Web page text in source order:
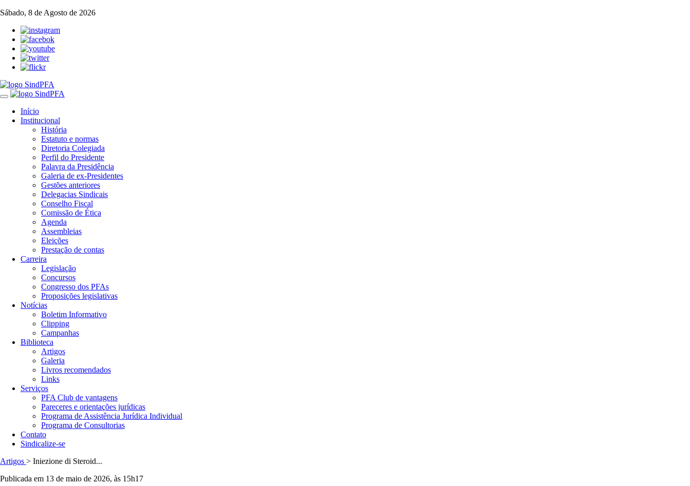
Sábado, 8 de Agosto de 2026
Toggle
navigation
Início
Institucional
História
Estatuto e normas
Diretoria Colegiada
Perfil do Presidente
Palavra da Presidência
Galeria de ex-Presidentes
Gestões anteriores
Delegacias Sindicais
Conselho Fiscal
Comissão de Ética
Agenda
Assembleias
Eleições
Prestação de contas
Carreira
Legislação
Concursos
Congresso dos PFAs
Proposições legislativas
Notícias
Boletim Informativo
Clipping
Campanhas
Biblioteca
Artigos
Galeria
Livros recomendados
Links
Serviços
PFA Club de vantagens
Pareceres e orientações jurídicas
Programa de Assistência Jurídica Individual
Programa de Consultorias
Contato
Sindicalize-se
Artigos > Iniezione di Steroid...
Publicada em 13 de maio de 2026, às 15h17